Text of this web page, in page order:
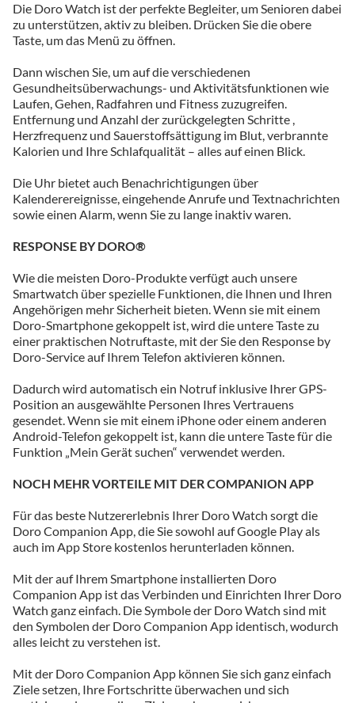
Die Doro Watch ist der perfekte Begleiter, um Senioren dabei
zu unterstützen, aktiv zu bleiben. Drücken Sie die obere
Taste, um das Menü zu öffnen.
Dann wischen Sie, um auf die verschiedenen
Gesundheitsüberwachungs- und Aktivitätsfunktionen wie
Laufen, Gehen, Radfahren und Fitness zuzugreifen.
Entfernung und Anzahl der zurückgelegten Schritte ,
Herzfrequenz und Sauerstoffsättigung im Blut, verbrannte
Kalorien und Ihre Schlafqualität – alles auf einen Blick.
Die Uhr bietet auch Benachrichtigungen über
Kalenderereignisse, eingehende Anrufe und Textnachrichten
sowie einen Alarm, wenn Sie zu lange inaktiv waren.
RESPONSE BY DORO®
Wie die meisten Doro-Produkte verfügt auch unsere
Smartwatch über spezielle Funktionen, die Ihnen und Ihren
Angehörigen mehr Sicherheit bieten. Wenn sie mit einem
Doro-Smartphone gekoppelt ist, wird die untere Taste zu
einer praktischen Notruftaste, mit der Sie den Response by
Doro-Service auf Ihrem Telefon aktivieren können.
Dadurch wird automatisch ein Notruf inklusive Ihrer GPS-
Position an ausgewählte Personen Ihres Vertrauens
gesendet. Wenn sie mit einem iPhone oder einem anderen
Android-Telefon gekoppelt ist, kann die untere Taste für die
Funktion „Mein Gerät suchen“ verwendet werden.
NOCH MEHR VORTEILE MIT DER COMPANION APP
Für das beste Nutzererlebnis Ihrer Doro Watch sorgt die
Doro Companion App, die Sie sowohl auf Google Play als
auch im App Store kostenlos herunterladen können.
Mit der auf Ihrem Smartphone installierten Doro
Companion App ist das Verbinden und Einrichten Ihrer Doro
Watch ganz einfach. Die Symbole der Doro Watch sind mit
den Symbolen der Doro Companion App identisch, wodurch
alles leicht zu verstehen ist.
Mit der Doro Companion App können Sie sich ganz einfach
Ziele setzen, Ihre Fortschritte überwachen und sich